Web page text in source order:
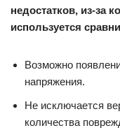
недостатков, из-за
используется
Возможно
напряжения.
Не исключается
количества